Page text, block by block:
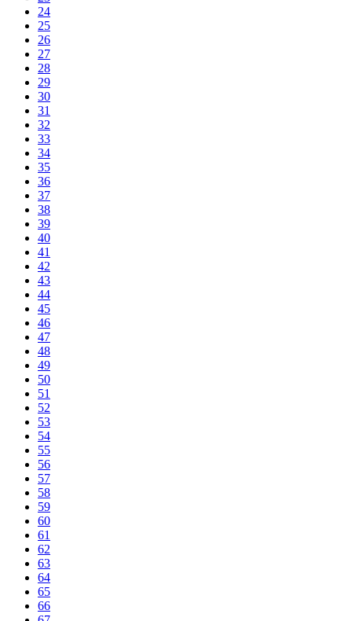
24
25
26
27
28
29
30
31
32
33
34
35
36
37
38
39
40
41
42
43
44
45
46
47
48
49
50
51
52
53
54
55
56
57
58
59
60
61
62
63
64
65
66